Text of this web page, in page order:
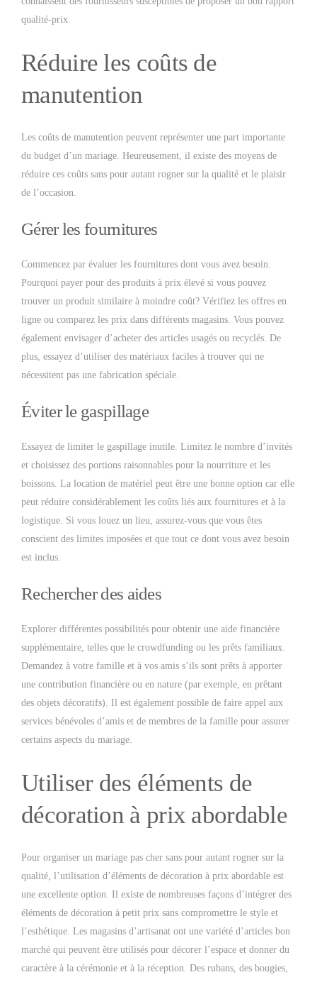
qualité-prix.
Réduire les coûts de
manutention
Les coûts de manutention peuvent représenter une part importante
du budget d’un mariage. Heureusement, il existe des moyens de
réduire ces coûts sans pour autant rogner sur la qualité et le plaisir
de l’occasion.
Gérer les fournitures
Commencez par évaluer les fournitures dont vous avez besoin.
Pourquoi payer pour des produits à prix élevé si vous pouvez
trouver un produit similaire à moindre coût? Vérifiez les offres en
ligne ou comparez les prix dans différents magasins. Vous pouvez
également envisager d’acheter des articles usagés ou recyclés. De
plus, essayez d’utiliser des matériaux faciles à trouver qui ne
nécessitent pas une fabrication spéciale.
Éviter le gaspillage
Essayez de limiter le gaspillage inutile. Limitez le nombre d’invités
et choisissez des portions raisonnables pour la nourriture et les
boissons. La location de matériel peut être une bonne option car elle
peut réduire considérablement les coûts liés aux fournitures et à la
logistique. Si vous louez un lieu, assurez-vous que vous êtes
conscient des limites imposées et que tout ce dont vous avez besoin
est inclus.
Rechercher des aides
Explorer différentes possibilités pour obtenir une aide financière
supplémentaire, telles que le crowdfunding ou les prêts familiaux.
Demandez à votre famille et à vos amis s’ils sont prêts à apporter
une contribution financière ou en nature (par exemple, en prêtant
des objets décoratifs). Il est également possible de faire appel aux
services bénévoles d’amis et de membres de la famille pour assurer
certains aspects du mariage.
Utiliser des éléments de
décoration à prix abordable
Pour organiser un mariage pas cher sans pour autant rogner sur la
qualité, l’utilisation d’éléments de décoration à prix abordable est
une excellente option. Il existe de nombreuses façons d’intégrer des
éléments de décoration à petit prix sans compromettre le style et
l’esthétique. Les magasins d’artisanat ont une variété d’articles bon
marché qui peuvent être utilisés pour décorer l’espace et donner du
caractère à la cérémonie et à la réception. Des rubans, des bougies,